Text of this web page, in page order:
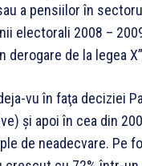
a pensiilor în
electo­rali 2008 –
derogare de la legea
vu în faţa deciziei
şi apoi în cea din
de neadecvare. Pe